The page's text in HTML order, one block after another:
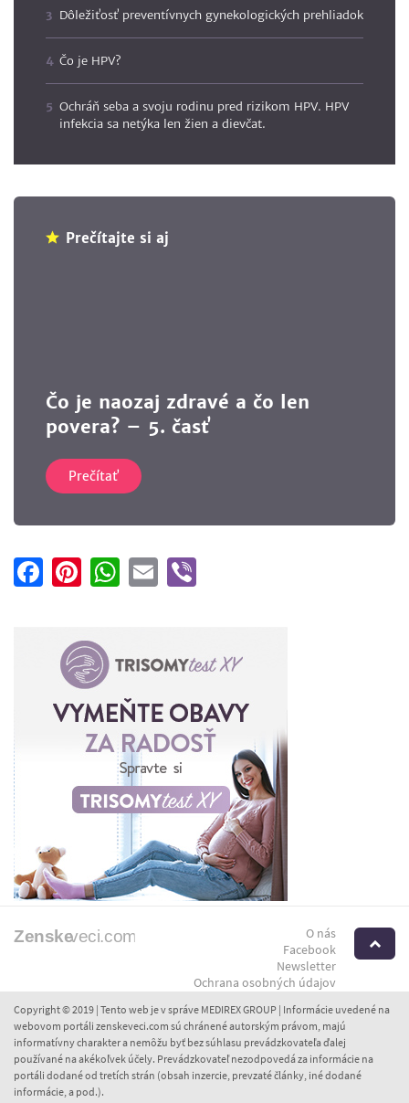
Dôležiťosť preventívnych gynekologických prehliadok
Čo je HPV?
Ochráň seba a svoju rodinu pred rizikom HPV. HPV
infekcia sa netýka len žien a dievčat.
Prečítajte si aj
Čo je naozaj zdravé a čo len
povera? – 5. časť
Prečítať
Facebook
Pinterest
WhatsApp
Email
O nás
Facebook
Newsletter
Ochrana osobných údajov
Copyright © 2019 | Tento web je v správe MEDIREX GROUP | Informácie uvedené na
webovom portáli zenskeveci.com sú chránené autorským právom, majú
informatívny charakter a nemôžu byť bez súhlasu prevádzkovateľa ďalej
používané na akékoľvek účely. Prevádzkovateľ nezodpovedá za informácie na
portáli dodané od tretích strán (obsah inzercie, prevzaté články, iné dodané
informácie, a pod.).